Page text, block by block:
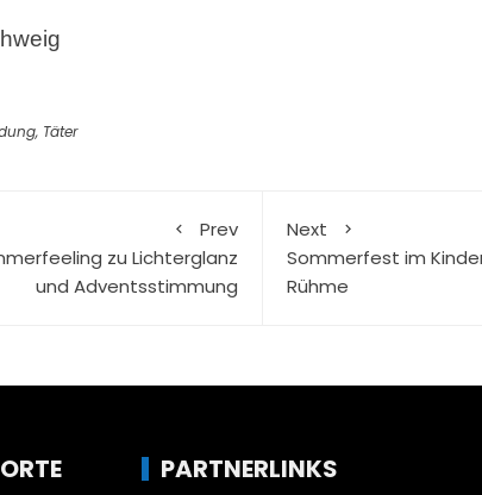
, Täter
Prev
zu Lichterglanz
und Adventsstimmung
Next
Sommerfest im
Rühme
PARTNERLINKS